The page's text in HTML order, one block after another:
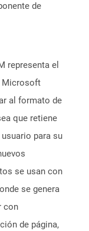
de
representa el
Microsoft
al formato de
que retiene
para su
se usan con
se genera
con
de página,